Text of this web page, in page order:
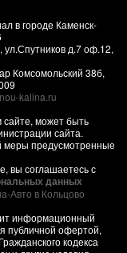
в городе Каменск-
, ул.Спутников д.7 оф.12,
Комсомольский 38б,
kalina.ru
может быть
сайта.
меры предусмотренные
вы соглашаетесь с
данных
Авто в Кольцово
информационный
публичной офертой,
кодекса